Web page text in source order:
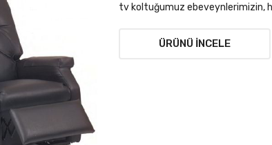
tv koltuğumuz ebeveynlerimizin,
ÜRÜNÜ İNCELE